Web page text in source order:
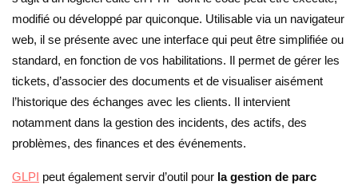
modifié ou développé par quiconque. Utilisable via un navigateur
web, il se présente avec une interface qui peut être simplifiée ou
standard, en fonction de vos habilitations. Il permet de gérer les
tickets, d’associer des documents et de visualiser aisément
l’historique des échanges avec les clients. Il intervient
notamment dans la gestion des incidents, des actifs, des
problèmes, des finances et des événements.
GLPI peut également servir d’outil pour la gestion de parc